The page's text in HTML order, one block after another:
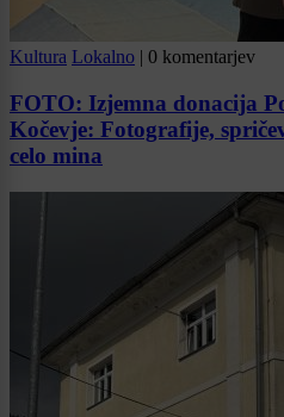
Kultura Lokalno | 0 komentarjev
FOTO: Izjemna donacija
Kočevje: Fotografije,
celo mina